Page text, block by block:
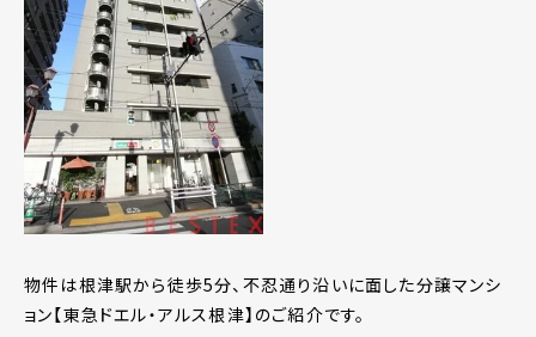
物件は根津駅から徒歩5分、不忍通り沿いに面した分譲マンシ
ョン【東急ドエル・アルス根津】のご紹介です。